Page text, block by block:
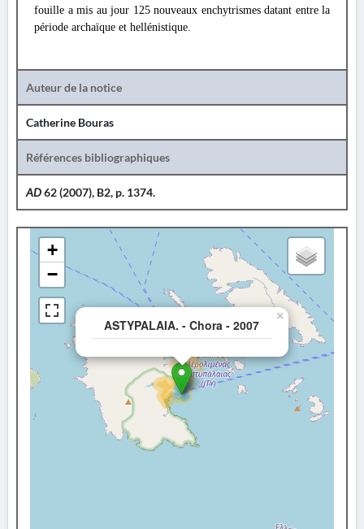
fouille a mis au jour 125 nouveaux enchytrismes datant entre la
période archaïque et hellénistique.
Auteur de la notice
Catherine Bouras
Références bibliographiques
AD62 (2007), B2, p. 1374.
ASTYPALAIA. - Chora - 2007
×
+
−